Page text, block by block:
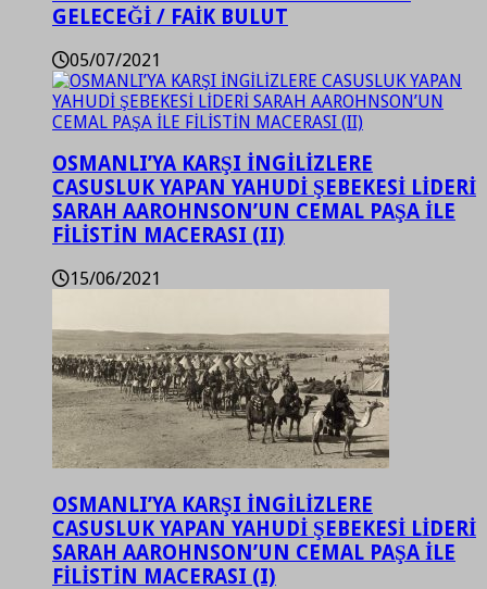
GELECEĞİ / FAİK BULUT
05/07/2021
OSMANLI’YA KARŞI İNGİLİZLERE
CASUSLUK YAPAN YAHUDİ ŞEBEKESİ LİDERİ
SARAH AAROHNSON’UN CEMAL PAŞA İLE
FİLİSTİN MACERASI (II)
15/06/2021
OSMANLI’YA KARŞI İNGİLİZLERE
CASUSLUK YAPAN YAHUDİ ŞEBEKESİ LİDERİ
SARAH AAROHNSON’UN CEMAL PAŞA İLE
FİLİSTİN MACERASI (I)